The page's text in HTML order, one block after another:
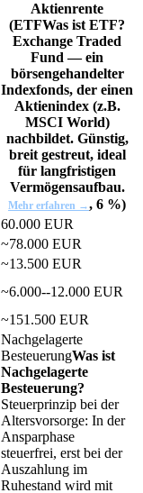
Aktienrente
(ETFWas ist ETF?
Exchange Traded
Fund — ein
börsengehandelter
Indexfonds, der einen
Aktienindex (z.B.
MSCI World)
nachbildet. Günstig,
breit gestreut, ideal
für langfristigen
Vermögensaufbau.
Mehr erfahren →, 6 %)
60.000 EUR
~78.000 EUR
~13.500 EUR
~6.000--12.000 EUR
~151.500 EUR
Nachgelagerte
BesteuerungWas ist
Nachgelagerte
Besteuerung?
Steuerprinzip bei der
Altersvorsorge: In der
Ansparphase
steuerfrei, erst bei der
Auszahlung im
Ruhestand wird mit